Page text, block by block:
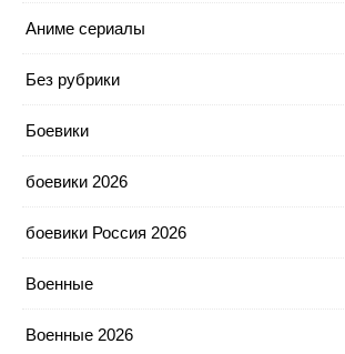
Аниме сериалы
Без рубрики
Боевики
боевики 2026
боевики Россия 2026
Военные
Военные 2026